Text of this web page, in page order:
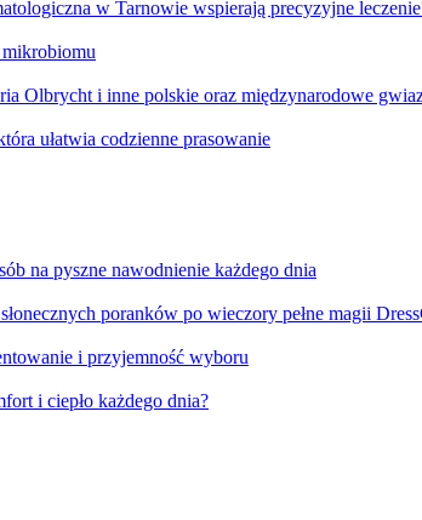
w Tarnowie wspierają precyzyjne
Olbrycht i inne polskie oraz międzynarodowe
ułatwia codzienne prasowanie
na pyszne nawodnienie każdego dnia
poranków po wieczory pełne magii
i przyjemność wyboru
i ciepło każdego dnia?